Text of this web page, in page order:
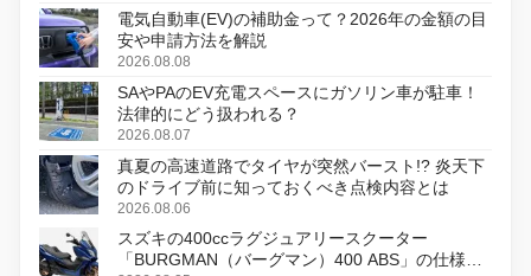
電気自動車(EV)の補助金って？2026年の金額の目
安や申請方法を解説
2026.08.08
SAやPAのEV充電スペースにガソリン車が駐車！
法律的にどう扱われる？
2026.08.07
真夏の高速道路でタイヤが突然バースト!? 炎天下
のドライブ前に知っておくべき点検内容とは
2026.08.06
スズキの400ccラグジュアリースクーター
「BURGMAN（バーグマン）400 ABS」の仕様を